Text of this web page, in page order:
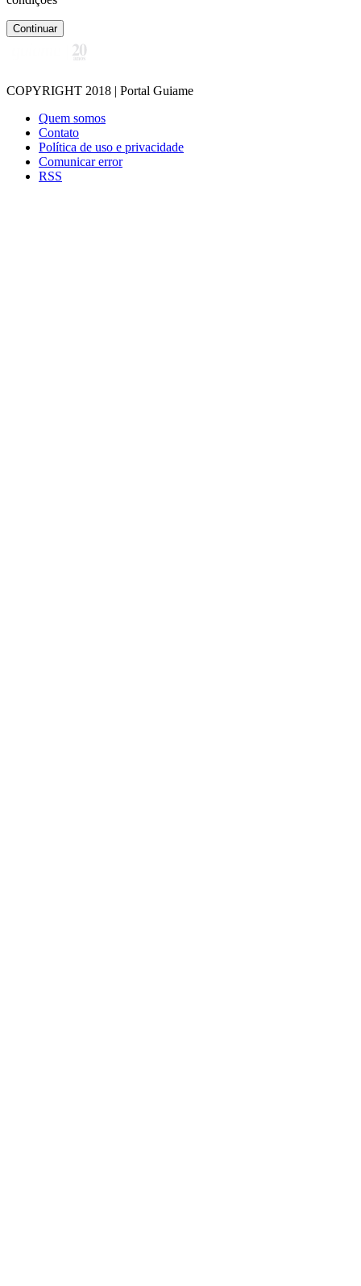
Continuar
COPYRIGHT 2018 | Portal Guiame
Quem somos
Contato
Política de uso e privacidade
Comunicar error
RSS